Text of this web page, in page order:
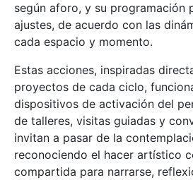
según aforo, y su programación
ajustes, de acuerdo con las
cada espacio y momento.
Estas acciones, inspiradas
proyectos de cada ciclo,
dispositivos de activación del
de talleres, visitas guiadas y
invitan a pasar de la
reconociendo el hacer artístico
compartida para narrarse,